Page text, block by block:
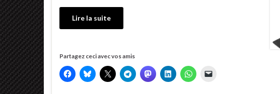
Lire la suite
Partagez ceci avec vos amis